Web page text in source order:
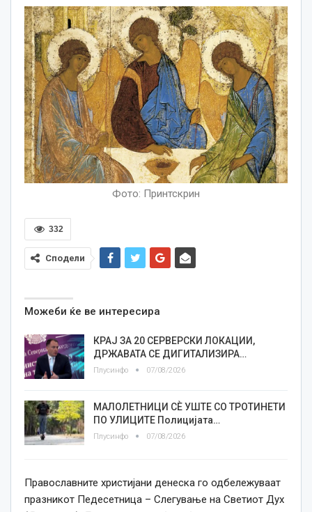
Фото: Принтскрин
332
Сподели
Можеби ќе ве интересира
КРАЈ ЗА 20 СЕРВЕРСКИ ЛОКАЦИИ,
ДРЖАВАТА СЕ ДИГИТАЛИЗИРА…
Плусинфо 07/08/2026
МАЛОЛЕТНИЦИ СÈ УШТЕ СО ТРОТИНЕТИ
ПО УЛИЦИТЕ Полицијата…
Плусинфо 07/08/2026
Православните христијани денеска го одбележуваат
празникот Педесетница – Слегување на Светиот Дух